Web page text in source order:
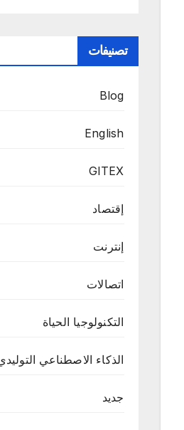
تصنيفات
Blog
English
GITEX
إقتصاد
إنترنت
اتصالات
التكنولوجيا الحياة
الذكاء الاصطناعي
جديد